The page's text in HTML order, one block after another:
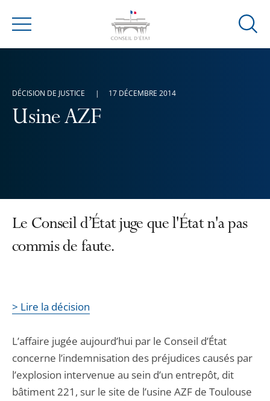
Menu
Ouvrir
Usine AZF
DÉCISION DE JUSTICE 17 DÉCEMBRE 2014
Le Conseil d’État juge que l'État n'a pas
commis de faute.
> Lire la décision
L’affaire jugée aujourd’hui par le Conseil d’État
concerne l’indemnisation des préjudices causés par
l’explosion intervenue au sein d’un entrepôt, dit
bâtiment 221, sur le site de l’usine AZF de Toulouse